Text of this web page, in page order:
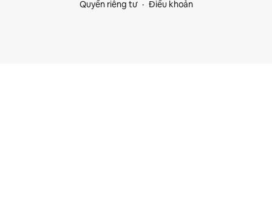
Quyền riêng tư
Điều khoản